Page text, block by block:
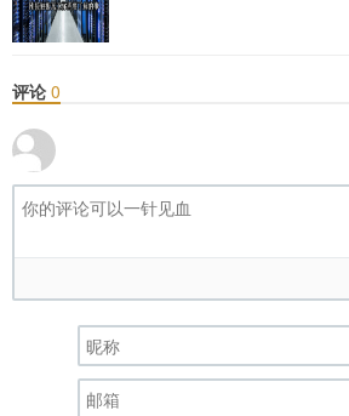
评论 0